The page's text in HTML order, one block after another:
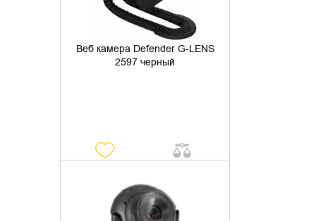
Веб камера Defender G-LENS
2597 черный
УТОЧНИТЬ НАЛИЧИЕ